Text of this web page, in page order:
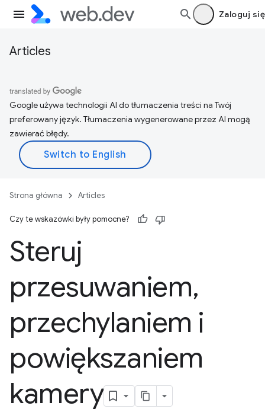
Zaloguj się
Articles
Google używa technologii AI do tłumaczenia treści na Twój
preferowany język. Tłumaczenia wygenerowane przez AI mogą
zawierać błędy.
Strona główna Articles
Czy te wskazówki były pomocne?
Steruj
przesuwaniem,
przechylaniem i
powiększaniem
kamery